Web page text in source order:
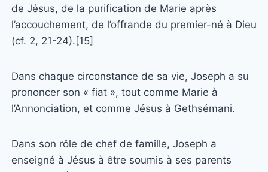
de Jésus, de la purification de Marie après
l’accouchement, de l’offrande du premier-né à Dieu
(cf. 2, 21-24).[15]
Dans chaque circonstance de sa vie, Joseph a su
prononcer son « fiat », tout comme Marie à
l’Annonciation, et comme Jésus à Gethsémani.
Dans son rôle de chef de famille, Joseph a
enseigné à Jésus à être soumis à ses parents